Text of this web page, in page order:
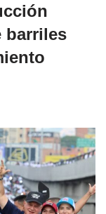
barriles